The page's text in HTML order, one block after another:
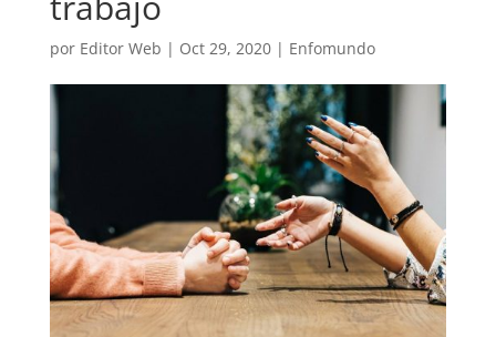
por Editor Web | Oct 29, 2020| Enfomundo